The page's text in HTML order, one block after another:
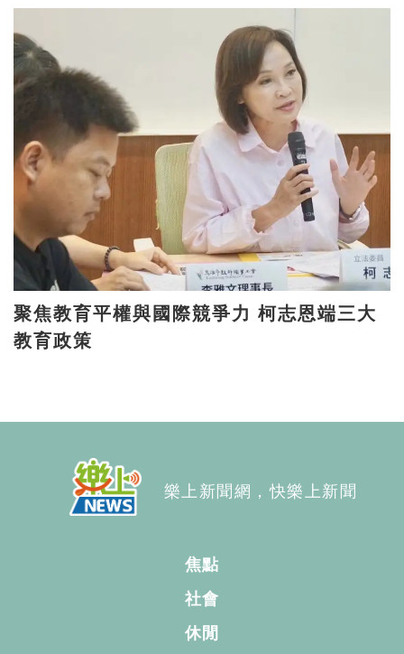
聚焦教育平權與國際競爭力 柯志恩端三大
教育政策
樂上新聞網，快樂上新聞
焦點
社會
休閒